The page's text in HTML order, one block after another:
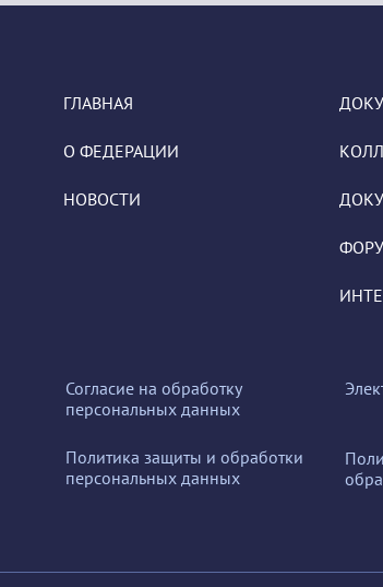
ГЛАВНАЯ
О ФЕДЕРАЦИИ
НОВОСТИ
Согласие на обработку
персональных данных
Политика защиты и обработки
персональных данных